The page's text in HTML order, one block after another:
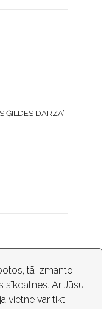
tā izmanto
sīkdatnes. Ar Jūsu
vietnē var tikt
ĢILDES DĀRZĀ”